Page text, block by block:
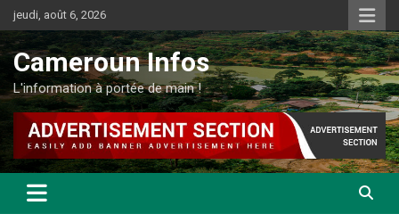
Aller
au
contenu
jeudi, août 6, 2026
Cameroun Infos
L'information à portée de main !